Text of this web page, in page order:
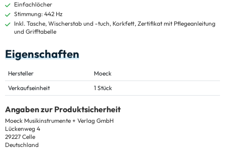
Einfachlöcher
Stimmung: 442 Hz
Inkl. Tasche, Wischerstab und -tuch, Korkfett, Zertifikat mit Pflegeanleitung
und Grifftabelle
Eigenschaften
Hersteller
Moeck
Verkaufseinheit
1 Stück
Angaben zur Produktsicherheit
Moeck Musikinstrumente + Verlag GmbH
Lückenweg 4
29227 Celle
Deutschland